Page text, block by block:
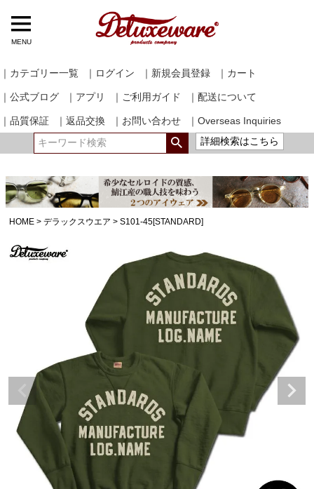
MENU
｜カテゴリー一覧 ｜ログイン ｜新規会員登録 ｜カート
｜公式ブログ ｜アプリ ｜ご利用ガイド ｜配送について
｜品質保証 ｜返品交換 ｜お問い合わせ
｜Overseas Inquiries
詳細検索はこちら
HOME デラックスウエア S101-45[STANDARD]